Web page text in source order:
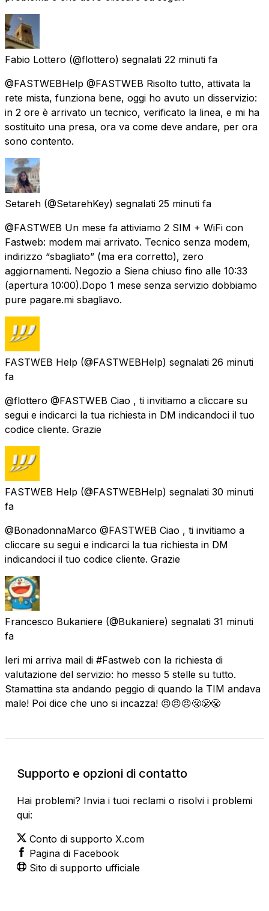
Fabio Lottero (@flottero) segnalati 22 minuti fa
@FASTWEBHelp @FASTWEB Risolto tutto, attivata la
rete mista, funziona bene, oggi ho avuto un disservizio:
in 2 ore è arrivato un tecnico, verificato la linea, e mi ha
sostituito una presa, ora va come deve andare, per ora
sono contento.
Setareh (@SetarehKey) segnalati 25 minuti fa
@FASTWEB Un mese fa attiviamo 2 SIM + WiFi con
Fastweb: modem mai arrivato. Tecnico senza modem,
indirizzo “sbagliato” (ma era corretto), zero
aggiornamenti. Negozio a Siena chiuso fino alle 10:33
(apertura 10:00).Dopo 1 mese senza servizio dobbiamo
pure pagare.mi sbagliavo.
FASTWEB Help (@FASTWEBHelp) segnalati 26 minuti
fa
@flottero @FASTWEB Ciao , ti invitiamo a cliccare su
segui e indicarci la tua richiesta in DM indicandoci il tuo
codice cliente. Grazie
FASTWEB Help (@FASTWEBHelp) segnalati 30 minuti
fa
@BonadonnaMarco @FASTWEB Ciao , ti invitiamo a
cliccare su segui e indicarci la tua richiesta in DM
indicandoci il tuo codice cliente. Grazie
Francesco Bukaniere (@Bukaniere) segnalati 31 minuti
fa
Ieri mi arriva mail di #Fastweb con la richiesta di
valutazione del servizio: ho messo 5 stelle su tutto.
Stamattina sta andando peggio di quando la TIM andava
male! Poi dice che uno si incazza! 😠😠😠😤😤😤
Supporto e opzioni di contatto
Hai problemi? Invia i tuoi reclami o risolvi i problemi
qui:
Conto di supporto X.com
Pagina di Facebook
Sito di supporto ufficiale